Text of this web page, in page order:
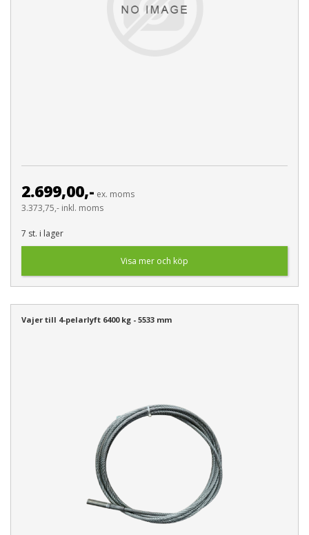
2.699,00,- ex. moms
3.373,75,- inkl. moms
7 st. i lager
Visa mer och köp
Vajer till 4-pelarlyft 6400 kg - 5533 mm